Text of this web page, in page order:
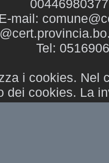
E-mail:
Tel:
i cookies. Nel
dei cookies. La